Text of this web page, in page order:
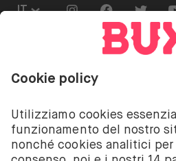
IT Go to "Instagram"
Go to Go to
Investire comporta dei rischi.
I servizi di investimento su
BUX sono forniti da BUX B.V.,
presso la Camera di